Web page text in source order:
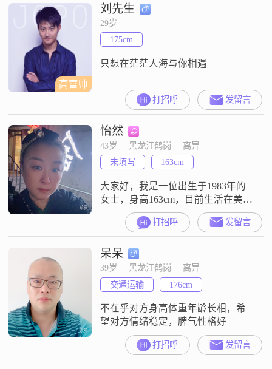
##3002##我拥有中专学历，在这个
快节奏的社会中，我更注重内在的
修养与成长##3002##性格方面，我
比较安静内敛，不太善于表达自己
的情感，但我
高富帅
刘先生
29岁
175cm
只想在茫茫人海与你相遇
打招呼 发留言
怡然
43岁  |  黑龙江鹤岗  |  离异
未填写
163cm
大家好，我是一位出生于1983年的
女士，身高163cm，目前生活在美丽
的鹤岗##3002##我的月收入在3001
到5000元之间，虽然不算高，但足
以让我过上我想要的生活##3002##
我拥有中专学历，在这个快速发展
的社会中，可能不是最突出的，但
我相信，诚实和努力是我最大的财
富##3002##我性格真诚可靠，追求
的是稳定
打招呼 发留言
呆呆
39岁  |  黑龙江鹤岗  |  离异
交通运输
176cm
不在乎对方身高体重年龄长相，希
望对方情绪稳定，脾气性格好
打招呼 发留言